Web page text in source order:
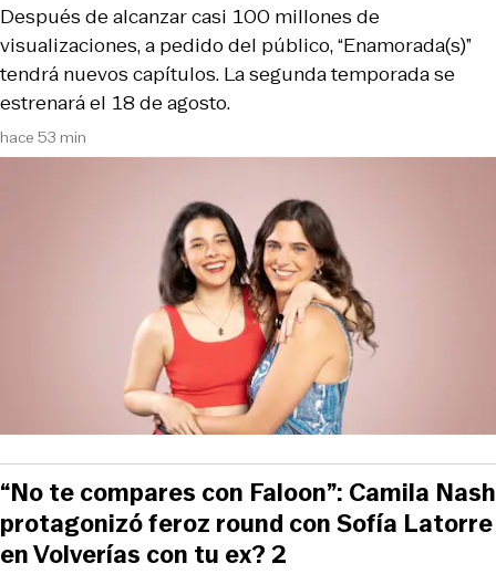
hace 53 min
Después de alcanzar casi 100 millones de
visualizaciones, a pedido del público, “Enamorada(s)”
tendrá nuevos capítulos. La segunda temporada se
estrenará el 18 de agosto.
“No te compares con Faloon”: Camila Nash
protagonizó feroz round con Sofía Latorre
en Volverías con tu ex? 2